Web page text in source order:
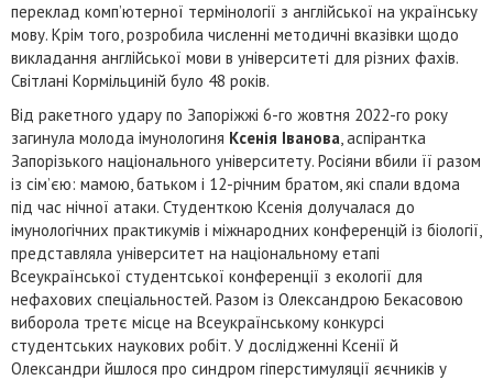
переклад комп’ютерної термінології з англійської на українську
мову. Крім того, розробила численні методичні вказівки щодо
викладання англійської мови в університеті для різних фахів.
Світлані Кормільциній було 48 років.
Від ракетного удару по Запоріжжі 6-го жовтня 2022-го року
загинула молода імунологиня Ксенія Іванова, аспірантка
Запорізького національного університету. Росіяни вбили її разом
із сім’єю: мамою, батьком і 12-річним братом, які спали вдома
під час нічної атаки. Студенткою Ксенія долучалася до
імунологічних практикумів і міжнародних конференцій із біології,
представляла університет на національному етапі
Всеукраїнської студентської конференції з екології для
нефахових спеціальностей. Разом із Олександрою Бекасовою
виборола третє місце на Всеукраїнському конкурсі
студентських наукових робіт. У дослідженні Ксенії й
Олександри йшлося про синдром гіперстимуляції яєчників у